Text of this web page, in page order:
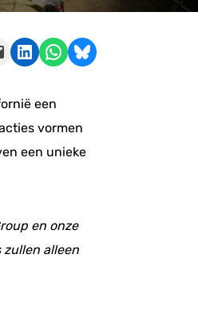
Delen op LinkedIn Delen via WhatsApp Share on Bluesky
een
vormen
een unieke
en onze
zullen alleen